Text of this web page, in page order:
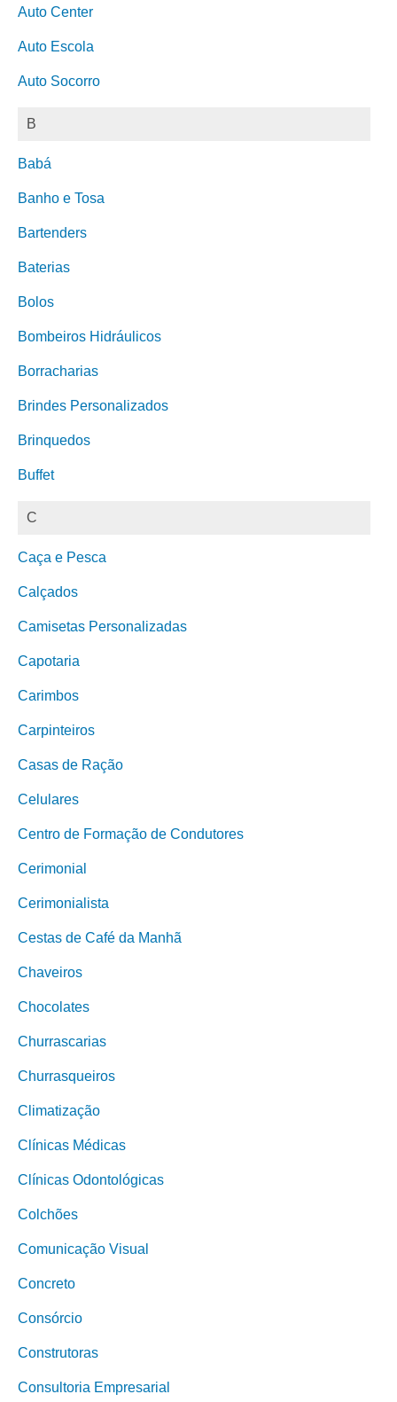
Auto Center
Auto Escola
Auto Socorro
B
Babá
Banho e Tosa
Bartenders
Baterias
Bolos
Bombeiros Hidráulicos
Borracharias
Brindes Personalizados
Brinquedos
Buffet
C
Caça e Pesca
Calçados
Camisetas Personalizadas
Capotaria
Carimbos
Carpinteiros
Casas de Ração
Celulares
Centro de Formação de Condutores
Cerimonial
Cerimonialista
Cestas de Café da Manhã
Chaveiros
Chocolates
Churrascarias
Churrasqueiros
Climatização
Clínicas Médicas
Clínicas Odontológicas
Colchões
Comunicação Visual
Concreto
Consórcio
Construtoras
Consultoria Empresarial